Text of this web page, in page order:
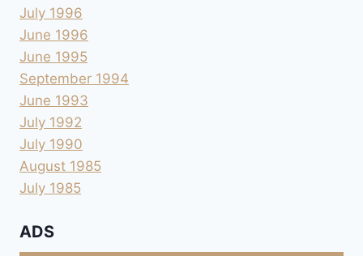
July 1996
June 1996
June 1995
September 1994
June 1993
July 1992
July 1990
August 1985
July 1985
ADS